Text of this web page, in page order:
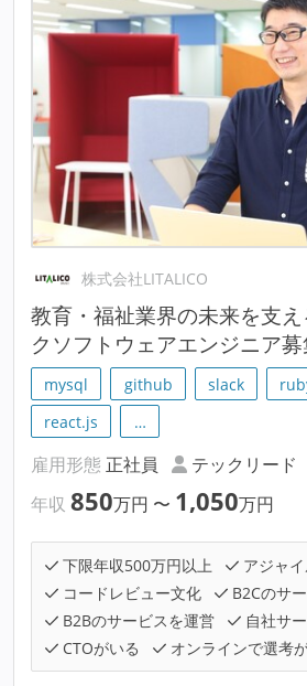
株式会社LITALICO
教育・福祉業界の未来を支
クソフトウェアエンジニア
mysql github slack
react.js
…
雇用形態 正社員 テックリード
年収 850万円 〜 1,050万円
下限年収500万円以上
アジャ
コードレビュー文化
B2Cのサ
B2Bのサービスを運営
自社サ
CTOがいる
オンラインで選考